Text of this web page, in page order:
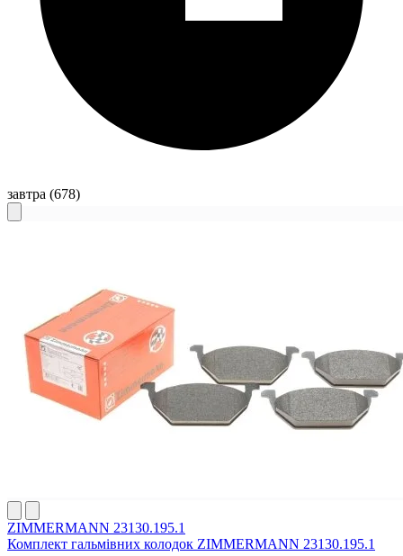
завтра (678)
ZIMMERMANN 23130.195.1
Комплект гальмівних колодок ZIMMERMANN 23130.195.1